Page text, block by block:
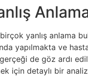
yanlış anlama
yapılmakta ve
de göz ardı
için detaylı bir